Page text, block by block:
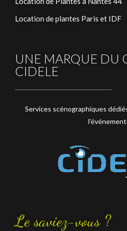
Location de plantes Paris et IDF
UNE MARQUE DU
CIDELE
Services scénographiques
Le saviez-vous ?